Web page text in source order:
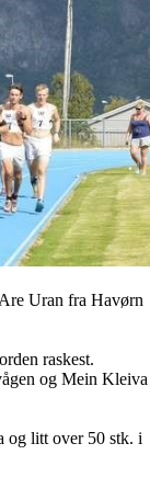
Uran fra Havørn
raskest.
og Mein Kleiva
og litt over 50 stk. i